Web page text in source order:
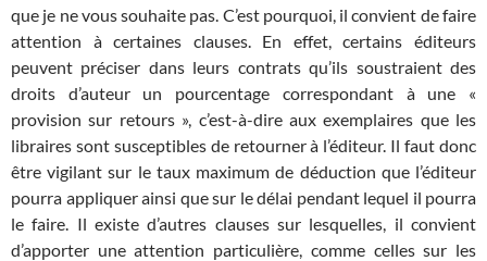
que je ne vous souhaite pas. C’est pourquoi, il convient de faire
attention à certaines clauses. En effet, certains éditeurs
peuvent préciser dans leurs contrats qu’ils soustraient des
droits d’auteur un pourcentage correspondant à une «
provision sur retours », c’est-à-dire aux exemplaires que les
libraires sont susceptibles de retourner à l’éditeur. Il faut donc
être vigilant sur le taux maximum de déduction que l’éditeur
pourra appliquer ainsi que sur le délai pendant lequel il pourra
le faire. Il existe d’autres clauses sur lesquelles, il convient
d’apporter une attention particulière, comme celles sur les